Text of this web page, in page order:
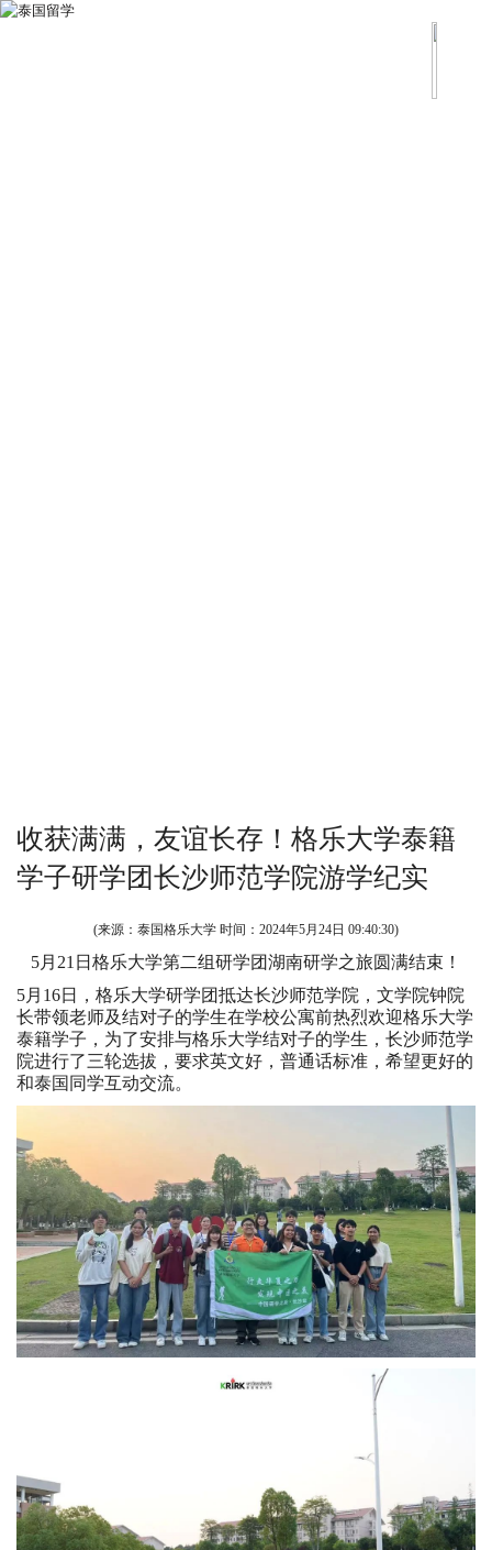
收获满满，友谊长存！格乐大学泰籍
学子研学团长沙师范学院游学纪实
(来源：泰国格乐大学 时间： 2024年5月24日 09:40:30)
5月21日格乐大学第二组研学团湖南研学之旅圆满结束！
5月16日，格乐大学研学团抵达长沙师范学院，文学院钟院
长带领老师及结对子的学生在学校公寓前热烈欢迎格乐大学
泰籍学子，为了安排与格乐大学结对子的学生，长沙师范学
院进行了三轮选拔，要求英文好，普通话标准，希望更好的
和泰国同学互动交流。